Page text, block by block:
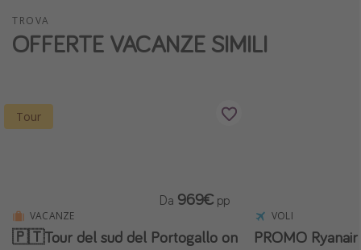
Vacanze con bambini
Vacanze al mare
Altri argomenti
Città più visitate
TROVA
OFFERTE VACANZE SIMILI
Tour
VACANZE
🇵🇹Tour del sud del Portogallo on
Da 969€ pp
VOLI
PROMO